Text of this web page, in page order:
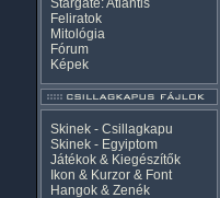
Stargate: Atlantis
Feliratok
Mitológia
Fórum
Képek
Skinek - Csillagkapu
Skinek - Egyiptom
Játékok & Kiegészítők
Ikon & Kurzor & Font
Hangok & Zenék